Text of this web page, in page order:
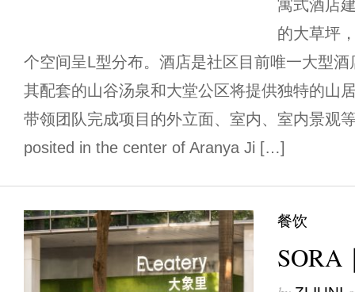
寓式酒店
的大草坪
个空间呈L型分布。酒店是社区目前唯一大型
其配套的山谷汤泉和大堂公区将提供独特的山
带领团队完成项目的外立面、室内、室内景观
posited in the center of Aranya Ji […]
餐饮
SORA